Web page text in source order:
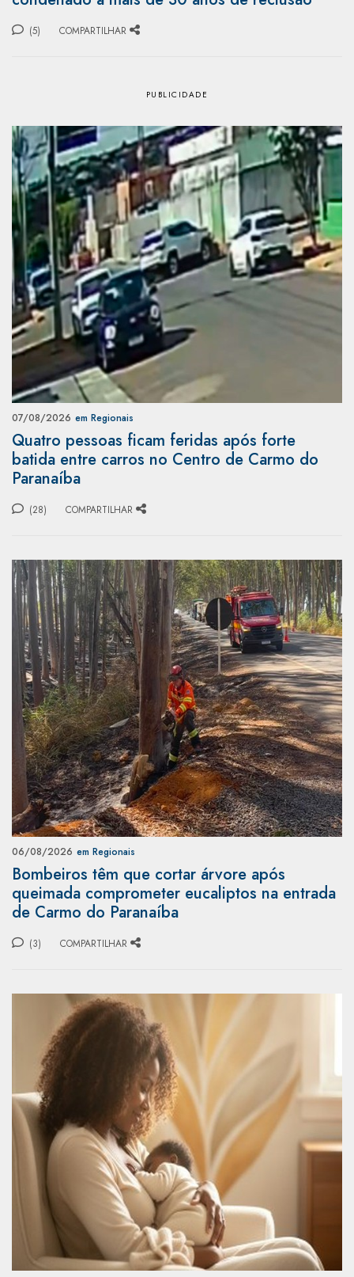
(5) COMPARTILHAR
07/08/2026 em Regionais
Quatro pessoas ficam feridas após forte
batida entre carros no Centro de Carmo do
Paranaíba
(28) COMPARTILHAR
06/08/2026 em Regionais
Bombeiros têm que cortar árvore após
queimada comprometer eucaliptos na entrada
de Carmo do Paranaíba
(3) COMPARTILHAR